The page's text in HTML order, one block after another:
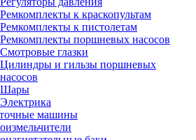
Ремкомплекты к краскопультам
Ремкомплекты к пистолетам
Ремкомплекты поршневых насосов
Смотровые глазки
Цилиндры и гильзы поршневых
насосов
Шары
Электрика
машины